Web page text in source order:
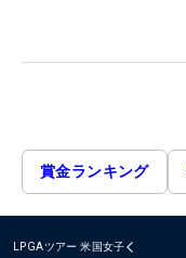
賞金ランキング
LPGAツアー 米国女子